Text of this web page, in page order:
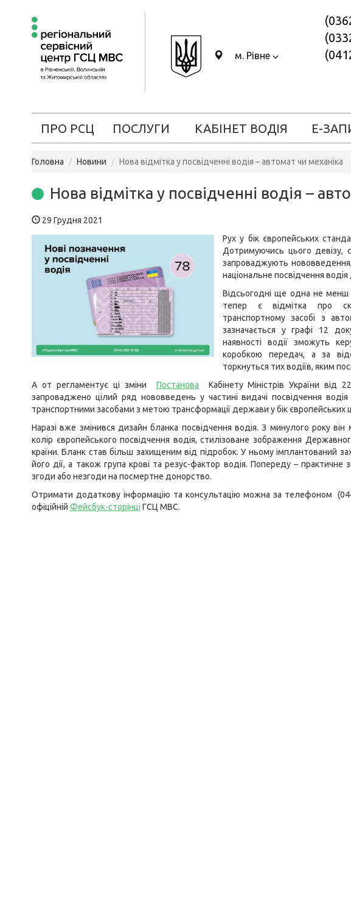
м. Рівне
ПРО РСЦ ПОСЛУГИ КАБІНЕТ ВОДІЯ Е-
Головна Новини Нова відмітка у посвідченні водія – автомат чи механіка
Нова відмітка у посвідченні водія –
29 Грудня 2021
Рух у бік європейських
Дотримуючись цього девізу,
запроваджують
національне посвідчення
Відсьогодні ще одна не менш
тепер є відмітка про
транспортному засобі з
зазначається у графі 12
наявності водії зможуть
коробкою передач, а за
торкнуться тих водіїв, яким
А от регламентує ці зміни Постанова Кабінету Міністрів України
запроваджено цілий ряд нововведень у частині видачі посвідчення
транспортними засобами з метою трансформації держави у бік європейських
Наразі вже змінився дизайн бланка посвідчення водія. З минулого року
колір європейського посвідчення водія, стилізоване зображення
країни. Бланк став більш захищеним від підробок. У ньому імплантований
його дії, а також група крові та резус-фактор водія. Попереду – практичне
згоди або незгоди на посмертне донорство.
Отримати додаткову інформацію та консультацію можна за телефоном
офіційній Фейсбук-сторінці ГСЦ МВС.